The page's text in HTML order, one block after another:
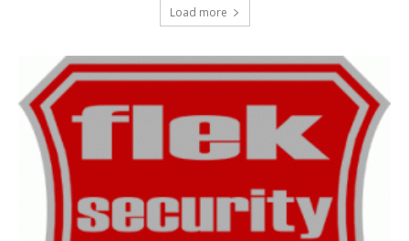
Load more